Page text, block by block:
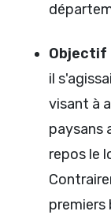
Objectif
il
visant à
paysans
repos le
premiers